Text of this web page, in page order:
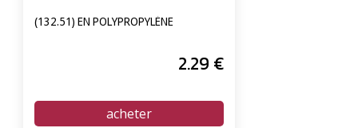
(132.51) EN POLYPROPYLÈNE
2.29 €